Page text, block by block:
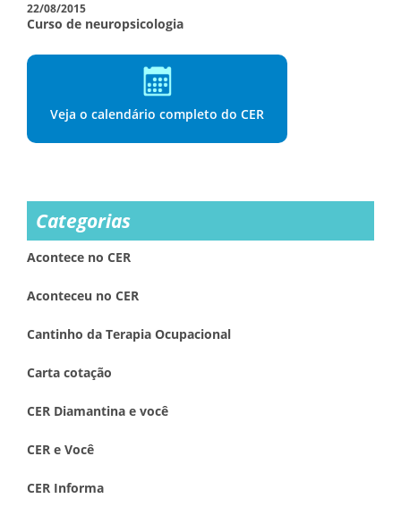
22/08/2015
Curso de neuropsicologia
Veja o calendário completo do CER
Categorias
Acontece no CER
Aconteceu no CER
Cantinho da Terapia Ocupacional
Carta cotação
CER Diamantina e você
CER e Você
CER Informa